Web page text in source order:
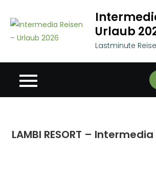
content
Urlaub
Lastminute
LAMBI RESORT –